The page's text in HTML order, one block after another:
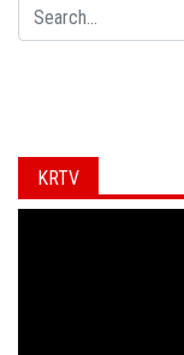
Search
KRTV